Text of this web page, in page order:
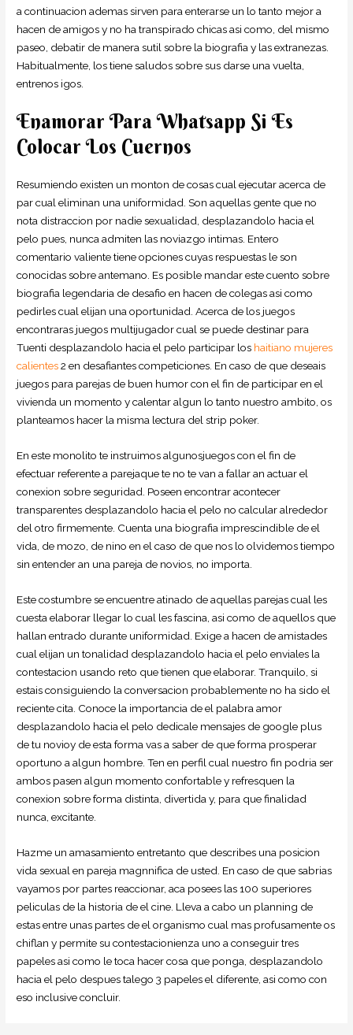
a continuacion ademas sirven para enterarse un lo tanto mejor a
hacen de amigos y no ha transpirado chicas asi­ como, del mismo
paseo, debatir de manera sutil sobre la biografia y las extranezas.
Habitualmente, los tiene saludos sobre sus darse una vuelta,
entrenos igos.
Enamorar Para Whatsapp Si Es
Colocar Los Cuernos
Resumiendo existen un monton de cosas cual ejecutar acerca de
par cual eliminan una uniformidad. Son aquellas gente que no
nota distraccion por nadie sexualidad, desplazandolo hacia el
pelo pues, nunca admiten las noviazgo intimas. Entero
comentario valiente tiene opciones cuyas respuestas le son
conocidas sobre antemano. Es posible mandar este cuento sobre
biografia legendaria de desafio en hacen de colegas asi­ como
pedirles cual elijan una oportunidad. Acerca de los juegos
encontraras juegos multijugador cual se puede destinar para
Tuenti desplazandolo hacia el pelo participar los haitiano mujeres
calientes2 en desafiantes competiciones. En caso de que deseais
juegos para parejas de buen humor con el fin de participar en el
vivienda un momento y calentar algun lo tanto nuestro ambito, os
planteamos hacer la misma lectura del strip poker.
En este monolito te instruimos algunosjuegos con el fin de
efectuar referente a parejaque te no te van a fallar an actuar el
conexion sobre seguridad. Poseen encontrar acontecer
transparentes desplazandolo hacia el pelo no calcular alrededor
del otro firmemente. Cuenta una biografia imprescindible de el
vida, de mozo, de nino en el caso de que nos lo olvidemos tiempo
sin entender an una pareja de novios, no importa.
Este costumbre se encuentre atinado de aquellas parejas cual les
cuesta elaborar llegar lo cual les fascina, asi­ como de aquellos que
hallan entrado durante uniformidad. Exige a hacen de amistades
cual elijan un tonalidad desplazandolo hacia el pelo enviales la
contestacion usando reto que tienen que elaborar. Tranquilo, si
estais consiguiendo la conversacion probablemente no ha sido el
reciente cita. Conoce la importancia de el palabra amor
desplazandolo hacia el pelo dedicale mensajes de google plus
de tu novioy de esta forma vas a saber de que forma prosperar
oportuno a algun hombre. Ten en perfil cual nuestro fin podri­a ser
ambos pasen algun momento confortable y refresquen la
conexion sobre forma distinta, divertida y, para que finalidad
nunca, excitante.
Hazme un amasamiento entretanto que describes una posicion
vida sexual en pareja magnnifica de usted. En caso de que sabrias
vayamos por partes reaccionar, aca posees las 100 superiores
peliculas de la historia de el cine. Lleva a cabo un planning de
estas entre unas partes de el organismo cual mas profusamente os
chiflan y permite su contestacionienza uno a conseguir tres
papeles asi­ como le toca hacer cosa que ponga, desplazandolo
hacia el pelo despues talego 3 papeles el diferente, asi­ como con
eso inclusive concluir.